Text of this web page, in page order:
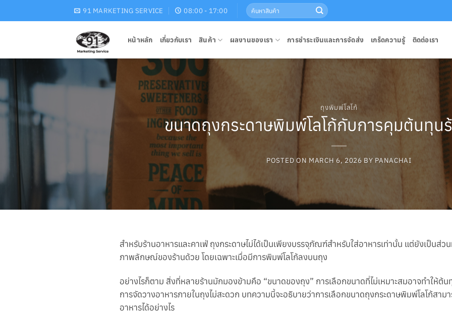
to
91 MARKETING SERVICE 08:00 - 17:00
Search
for:
หน้าหลัก เกี่ยวกับเรา สินค้า ผลงานของเรา การชำระเงินและการจัดส่ง เกร็ดความรู้ ติดต่อเรา
ถุงพิมพ์โลโก้
ขนาดถุงกระดาษพิมพ์โลโก้กับการคุมต้นทุน
POSTED ON MARCH 6, 2026 BY PANACHAI
สำหรับร้านอาหารและคาเฟ่ ถุงกระดาษไม่ได้เป็นเพียงบรรจุภัณฑ์สำหรับใส่อาหารเท่านั้น แต่ยังเป็นส่
ภาพลักษณ์ของร้านด้วย โดยเฉพาะเมื่อมีการพิมพ์โลโก้ลงบนถุง
อย่างไรก็ตาม สิ่งที่หลายร้านมักมองข้ามคือ “ขนาดของถุง” การเลือกขนาดที่ไม่เหมาะสมอาจทำให้ต้น
การจัดวางอาหารภายในถุงไม่สะดวก บทความนี้จะอธิบายว่าการเลือกขนาดถุงกระดาษพิมพ์โลโก้สา
อาหารได้อย่างไร